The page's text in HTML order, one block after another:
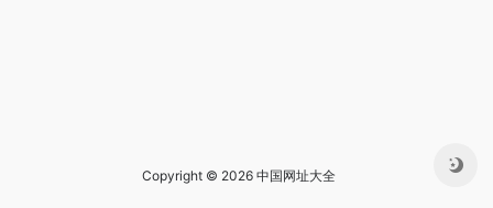
Copyright © 2026 中国网址大全